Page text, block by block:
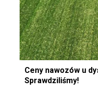
Ceny nawozów u
Sprawdziliśmy!